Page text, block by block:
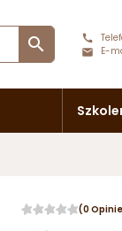

E-
(0